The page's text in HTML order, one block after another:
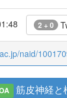
2 + 0
naid/
筋皮神経と